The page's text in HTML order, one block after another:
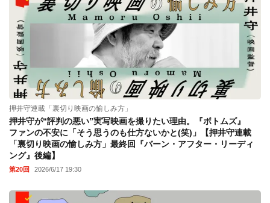
押井守連載「裏切り映画の愉しみ方」
押井守が“評判の悪い”実写映画を撮りたい理由。『ボトムズ』
ファンの不安に「そう思うのも仕方ないかと(笑)」【押井守連載
「裏切り映画の愉しみ方」最終回『バーン・アフター・リーディ
ング』後編】
第20回 2026/6/17 19:30